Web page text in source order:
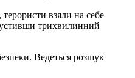
взяли на себе
трихвилинний
Ведеться розшук